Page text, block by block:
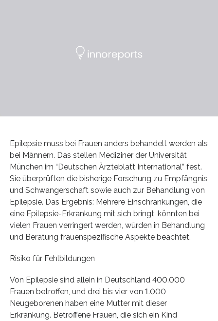
Epilepsie muss bei Frauen anders behandelt werden als
bei Männern. Das stellen Mediziner der Universität
München im “Deutschen Ärzteblatt International” fest.
Sie überprüften die bisherige Forschung zu Empfängnis
und Schwangerschaft sowie auch zur Behandlung von
Epilepsie. Das Ergebnis: Mehrere Einschränkungen, die
eine Epilepsie-Erkrankung mit sich bringt, könnten bei
vielen Frauen verringert werden, würden in Behandlung
und Beratung frauenspezifische Aspekte beachtet.
Risiko für Fehlbildungen
Von Epilepsie sind allein in Deutschland 400.000
Frauen betroffen, und drei bis vier von 1.000
Neugeborenen haben eine Mutter mit dieser
Erkrankung. Betroffene Frauen, die sich ein Kind